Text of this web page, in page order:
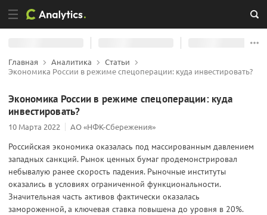
Главная Аналитика
Статьи
Экономика России в режиме спецоперации: куда инвестировать?
Экономика России в режиме спецоперации: куда
инвестировать?
10 Марта 2022 АО «НФК-Сбережения»
Российская экономика оказалась под массированным давлением
западных санкций. Рынок ценных бумаг продемонстрировал
небывалую ранее скорость падения. Рыночные институты
оказались в условиях ограниченной функциональности.
Значительная часть активов фактически оказалась
замороженной, а ключевая ставка повышена до уровня в 20%.